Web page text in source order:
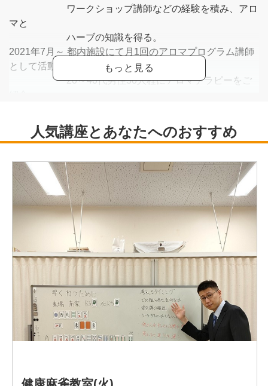
ワークショップ講師などの経験を積み、アロ
マと
ハーブの知識を得る。
2021年7月～ 都内施設にて月1回のアロマプログラム講師
として活動。
20～40代男性30人程にアロマテラピーをご
アロマ・インストラクター資格取得。
2023年4月～ ナード・アロマテラピー協会認定
校
2025年1月～ 葛飾区“絵と言葉のライブラリー ミッカ”に
て不定期で
アロマテラピーワークショップ開催。